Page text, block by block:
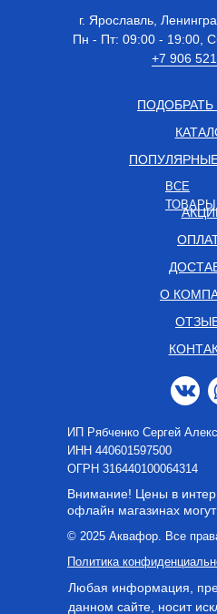
© 2025 Аквафор. Все
Политика
О
Внимание! Цены в
офлайн магазинах могут
г. Ярославль,
Пн - Пт: 09:00 - 19:00,
+7 906
ВСЕ
ТОВАРЫ
Любая информация,
данном сайте, носит
ПОДОБРАТЬ
ИП Рябченко Сергей
ИНН 440601597500
OГРН 316440100064314